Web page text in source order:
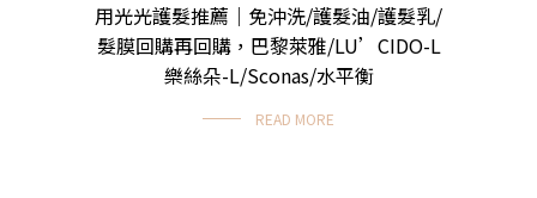
用光光護髮推薦｜免沖洗/護髮油/護髮乳/
髮膜回購再回購，巴黎萊雅/LU’CIDO-L
樂絲朵-L/Sconas/水平衡
READ MORE